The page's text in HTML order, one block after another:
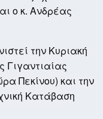
ο κ. Ανδρέας
την Κυριακή
Γιγαντιαίας
Πεκίνου) και την
Κατάβαση